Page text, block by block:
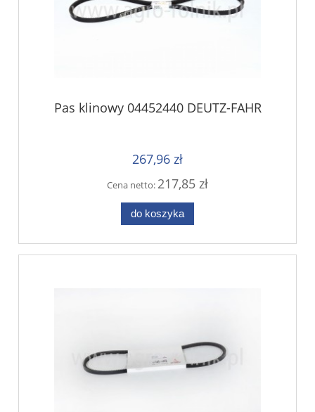
Pas klinowy 04452440 DEUTZ-FAHR
267,96 zł
Cena netto: 217,85 zł
do koszyka